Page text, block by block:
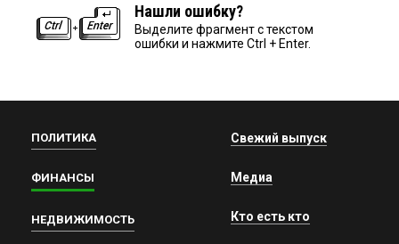
Нашли ошибку?
Выделите фрагмент с текстом
ошибки и нажмите Ctrl + Enter.
ПОЛИТИКА
ФИНАНСЫ
НЕДВИЖИМОСТЬ
Свежий выпуск
Медиа
Кто есть кто